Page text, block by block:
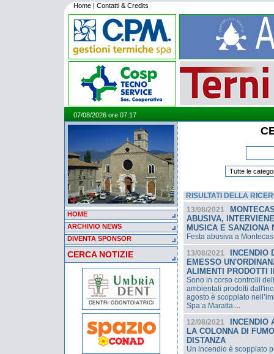
Home | Contatti & Credits
07/08/2026 ore 07:17
HOME
ARCHIVIO NEWS
DIVENTA SPONSOR
CERCA NOTIZIE
RISULTATI DELLA
13/08/2021
ABUSIVA,
MUSICA E SANZIONA
Festa abusiva a
13/08/2021
EMESSO
ALIMENTI PRODOTTI
Sono in corso controlli
ambientali prodotti
agosto è scoppiato
Spa a Maratta....
12/08/2021
LA COLONNA DI
DISTANZA
Un incendio è scoppiato